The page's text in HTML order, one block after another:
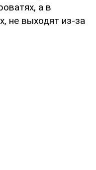
а в
не выходят из-за